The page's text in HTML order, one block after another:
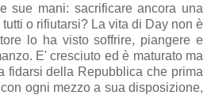
sue mani: sacrificare ancora una
o rifiutarsi? La vita di Day non è
lo ha visto soffrire, piangere e
E' cresciuto ed è maturato ma
fidarsi della Repubblica che prima
ogni mezzo a sua disposizione,